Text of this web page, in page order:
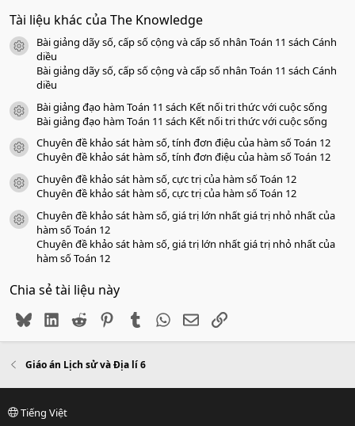
0
0
a
Tài liệu khác của The Knowledge
icon tài liệu
Bài giảng dãy số, cấp số cộng và cấp số nhân Toán 11 sách Cánh
diều
Bài giảng dãy số, cấp số cộng và cấp số nhân Toán 11 sách Cánh
diều
icon tài liệu
Bài giảng đạo hàm Toán 11 sách Kết nối tri thức với cuộc sống
Bài giảng đạo hàm Toán 11 sách Kết nối tri thức với cuộc sống
icon tài liệu
Chuyên đề khảo sát hàm số, tính đơn điệu của hàm số Toán 12
Chuyên đề khảo sát hàm số, tính đơn điệu của hàm số Toán 12
icon tài liệu
Chuyên đề khảo sát hàm số, cực trị của hàm số Toán 12
Chuyên đề khảo sát hàm số, cực trị của hàm số Toán 12
icon tài liệu
Chuyên đề khảo sát hàm số, giá trị lớn nhất giá trị nhỏ nhất của
hàm số Toán 12
Chuyên đề khảo sát hàm số, giá trị lớn nhất giá trị nhỏ nhất của
hàm số Toán 12
Chia sẻ tài liệu này
BlueskyLinkedIn
Reddit PinterestTumblr WhatsApp
EmailLink
Giáo án Lịch sử và Địa lí 6
Tiếng Việt